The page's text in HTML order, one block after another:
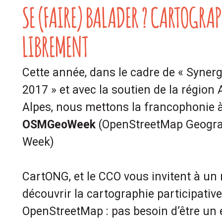
SE (FAIRE) BALADER ?
LIBREMENT
Cette année, dans le cadre de «
2017 » et avec la soutien de la région
Alpes, nous mettons la francophonie
OSMGeoWeek (OpenStreetMap
Week)
CartONG, et le CCO vous invitent à
découvrir la cartographie
OpenStreetMap : pas besoin d’être un